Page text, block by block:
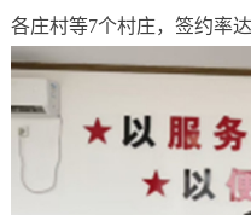
各庄村等7个村庄，签约率